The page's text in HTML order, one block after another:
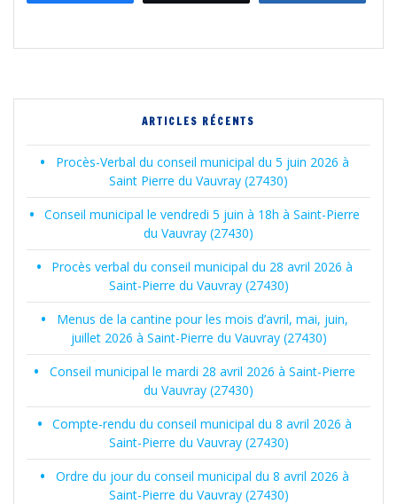
ARTICLES RÉCENTS
Procès-Verbal du conseil municipal du 5 juin 2026 à
Saint Pierre du Vauvray (27430)
Conseil municipal le vendredi 5 juin à 18h à Saint-Pierre
du Vauvray (27430)
Procès verbal du conseil municipal du 28 avril 2026 à
Saint-Pierre du Vauvray (27430)
Menus de la cantine pour les mois d’avril, mai, juin,
juillet 2026 à Saint-Pierre du Vauvray (27430)
Conseil municipal le mardi 28 avril 2026 à Saint-Pierre
du Vauvray (27430)
Compte-rendu du conseil municipal du 8 avril 2026 à
Saint-Pierre du Vauvray (27430)
Ordre du jour du conseil municipal du 8 avril 2026 à
Saint-Pierre du Vauvray (27430)